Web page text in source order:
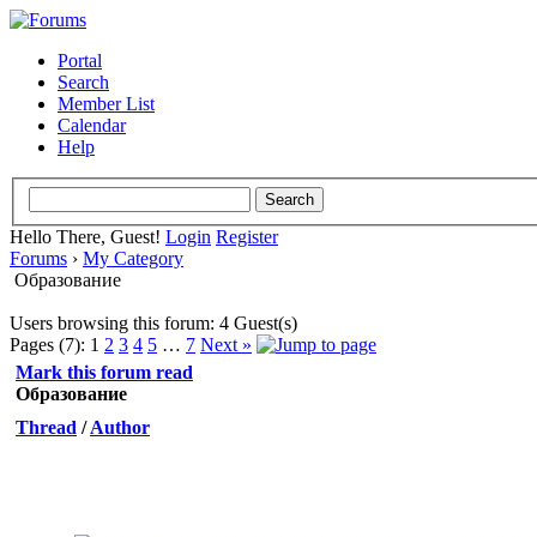
Portal
Search
Member List
Calendar
Help
Hello There, Guest! Login Register
Forums › My Category
Образование
Users browsing this forum: 4 Guest(s)
Pages (7): 1 2 3 4 5 … 7 Next »
Mark this forum read
Образование
Thread /Author